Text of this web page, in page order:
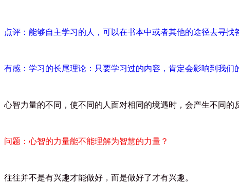
点评：能够自主学习的人，可以在书本中或者其他的途径去寻找
有感：学习的长尾理论：只要学习过的内容，肯定会影响到我
心智力量的不同，使不同的人面对相同的境遇时，会产生不同
问题：心智的力量能不能理解为智慧的力量？
往往并不是有兴趣才能做好，而是做好了才有兴趣。